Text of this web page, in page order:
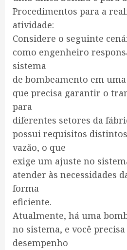
Procedimentos para a
atividade:
Considere o seguinte
como engenheiro
sistema
de bombeamento em
que precisa garantir o
para
diferentes setores da
possui requisitos
vazão, o que
exige um ajuste no
atender às necessidades
forma
eficiente.
Atualmente, há uma
no sistema, e você
desempenho